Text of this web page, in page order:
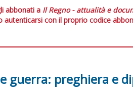
abbonati a Il Regno - attualità e
autenticarsi con il proprio codice
guerra: preghiera e